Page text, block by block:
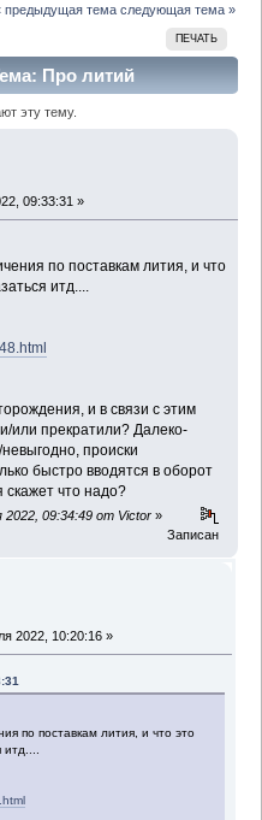
предыдущая тема следующая тема »
ПЕЧАТЬ
Про литий
эту тему.
09:33:31 »
по поставкам лития, и что
итд....
и в связи с этим
или прекратили? Далеко-
происки
быстро вводятся в оборот
что надо?
2022, 09:34:49 от Victor »
Записан
2022, 10:20:16 »
по поставкам лития, и что это
итд....